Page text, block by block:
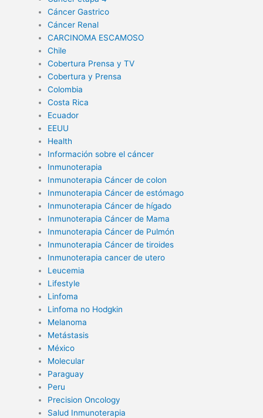
Cáncer Gastrico
Cáncer Renal
CARCINOMA ESCAMOSO
Chile
Cobertura Prensa y TV
Cobertura y Prensa
Colombia
Costa Rica
Ecuador
EEUU
Health
Información sobre el cáncer
Inmunoterapia
Inmunoterapia Cáncer de colon
Inmunoterapia Cáncer de estómago
Inmunoterapia Cáncer de hígado
Inmunoterapia Cáncer de Mama
Inmunoterapia Cáncer de Pulmón
Inmunoterapia Cáncer de tiroides
Inmunoterapia cancer de utero
Leucemia
Lifestyle
Linfoma
Linfoma no Hodgkin
Melanoma
Metástasis
México
Molecular
Paraguay
Peru
Precision Oncology
Salud Inmunoterapia